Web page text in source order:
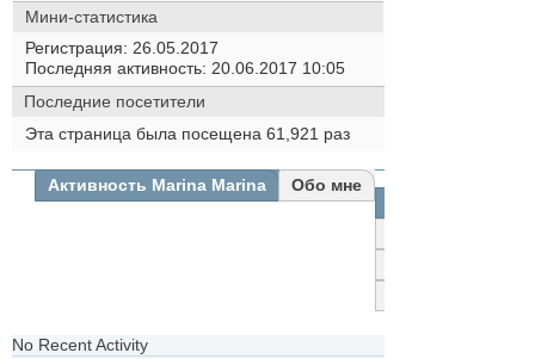
Мини-статистика
Регистрация
26.05.2017
Последняя активность 20.06.2017 10:05
Последние посетители
Эта страница была посещена 61,921 раз
Активность Marina Marina Обо мне
No Recent Activity